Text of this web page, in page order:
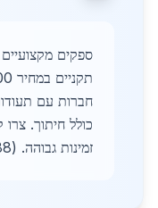
ספקים
חברות עם
זמינות גבוהה. (88 מילים)